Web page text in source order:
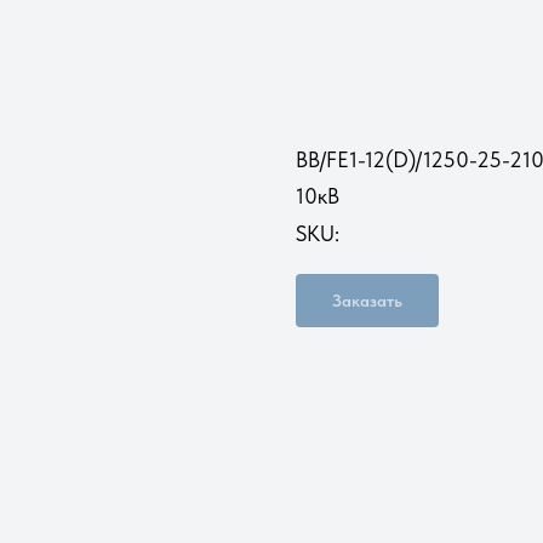
ВВ/FE1-12(D)/1250-25-
10кВ
SKU:
Заказать